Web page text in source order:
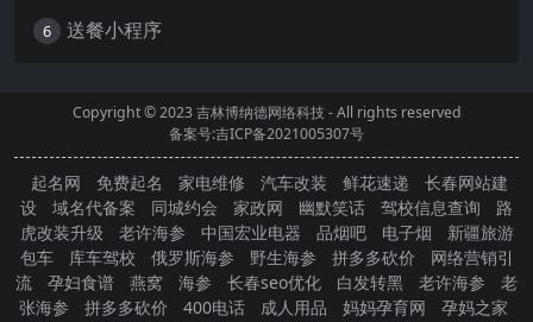
6 送餐小程序
Copyright © 2023吉林博纳德网络科技- All rights reserved
备案号:吉ICP备2021005307号
起名网 免费起名 家电维修 汽车改装 鲜花速递
长春网站建
设
域名代备案 同城约会 家政网 幽默笑话 驾校信息查询
路
虎改装升级
老许海参 中国宏业电器 品烟吧 电子烟
新疆旅游
包车
库车驾校 俄罗斯海参 野生海参 拼多多砍价
网络营销引
流
孕妇食谱 燕窝 海参 长春seo优化 白发转黑 老许海参
老
张海参
拼多多砍价 400电话 成人用品 妈妈孕育网
孕妈之家